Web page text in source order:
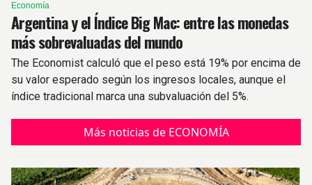
Economía
Argentina y el Índice Big Mac: entre las monedas
más sobrevaluadas del mundo
The Economist calculó que el peso está 19% por encima de
su valor esperado según los ingresos locales, aunque el
índice tradicional marca una subvaluación del 5%.
Más noticias de ECONOMÍA